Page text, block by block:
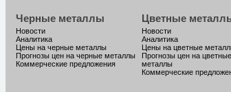
Черные металлы
Новости
Аналитика
Цены на черные металлы
Прогнозы цен на черные металлы
Коммерческие предложения
Цветные
Новости
Аналитика
Цены на цветные
Прогнозы цен на цветные
металлы
Коммерческие